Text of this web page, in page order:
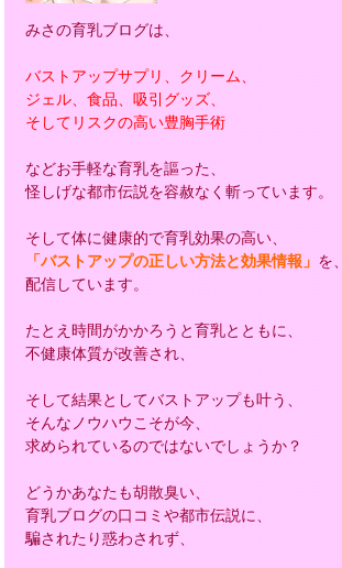
みさの育乳ブログは、
バストアップサプリ、クリーム、
ジェル、食品、吸引グッズ、
そしてリスクの高い豊胸手術
などお手軽な育乳を謳った、
怪しげな都市伝説を容赦なく斬っています。
そして体に健康的で育乳効果の高い、
「バストアップの正しい方法と効果情報」 を、
配信しています。
たとえ時間がかかろうと育乳とともに、
不健康体質が改善され、
そして結果としてバストアップも叶う、
そんなノウハウこそが今、
求められているのではないでしょうか？
どうかあなたも胡散臭い、
育乳ブログの口コミや都市伝説に、
騙されたり惑わされず、